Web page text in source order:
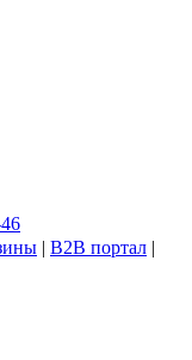
| B2B портал |